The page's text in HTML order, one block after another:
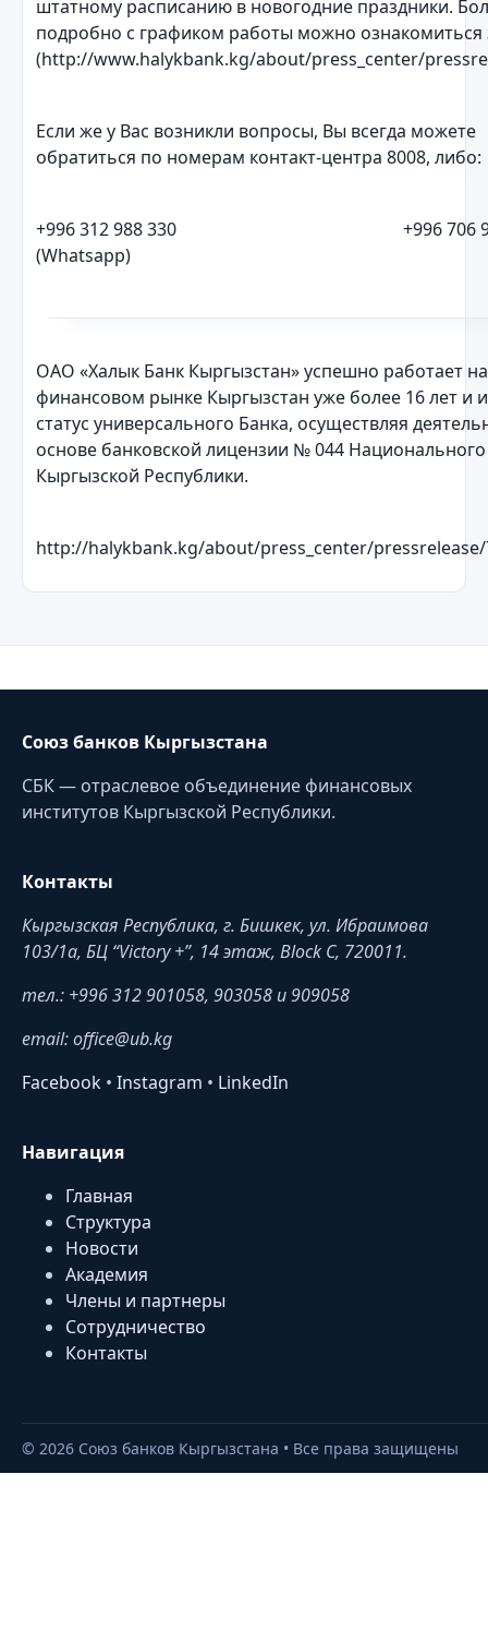
штатному расписанию в новогодние праздники.
подробно с графиком работы можно ознакомиться
(http://www.halykbank.kg/about/press_center/
Если же у Вас возникли вопросы, Вы всегда можете
обратиться по номерам контакт-центра 8008, либо:
+996 312 988 330 +996 706 98
(Whatsapp)
ОАО «Халык Банк Кыргызстан» успешно работает на
финансовом рынке Кыргызстан уже более 16 лет и
статус универсального Банка, осуществляя
основе банковской лицензии № 044
Кыргызской Республики.
http://halykbank.kg/about/press_center/pressrelease/
Союз банков Кыргызстана
СБК — отраслевое объединение финансовых
институтов Кыргызской Республики.
Контакты
Кыргызская Республика, г. Бишкек, ул. Ибраимова
103/1a, БЦ “Victory +”, 14 этаж, Block C, 720011.
тел.: +996 312 901058, 903058 и 909058
email: office@ub.kg
Facebook • Instagram • LinkedIn
Навигация
Главная
Структура
Новости
Академия
Члены и партнеры
Сотрудничество
Контакты
© 2026 Союз банков Кыргызстана • Все права защищены